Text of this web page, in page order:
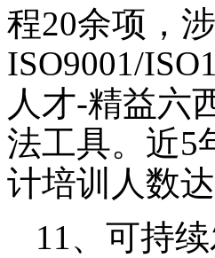
程20余项，
ISO9001/
人才-精益六
法工具。近5
计培训人数
11、可持